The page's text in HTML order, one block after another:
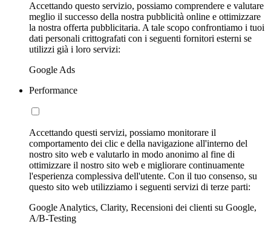
Accettando questo servizio, possiamo comprendere e valutare
meglio il successo della nostra pubblicità online e ottimizzare
la nostra offerta pubblicitaria. A tale scopo confrontiamo i tuoi
dati personali crittografati con i seguenti fornitori esterni se
utilizzi già i loro servizi:
Google Ads
Performance
Accettando questi servizi, possiamo monitorare il
comportamento dei clic e della navigazione all'interno del
nostro sito web e valutarlo in modo anonimo al fine di
ottimizzare il nostro sito web e migliorare continuamente
l'esperienza complessiva dell'utente. Con il tuo consenso, su
questo sito web utilizziamo i seguenti servizi di terze parti:
Google Analytics, Clarity, Recensioni dei clienti su Google,
A/B-Testing